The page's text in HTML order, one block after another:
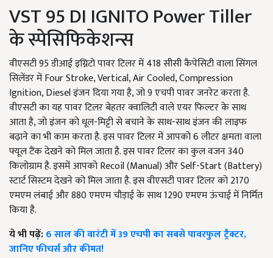
VST 95 DI IGNITO Power Tiller
के स्पेसिफिकेशन्स
वीएसटी 95 डीआई इग्निटो पावर टिलर में 418 सीसी कैपेसिटी वाला सिंगल
सिलेंडर में Four Stroke, Vertical, Air Cooled, Compression
Ignition, Diesel इंजन दिया गया है, जो 9 एचपी पावर जनरेट करता है.
वीएसटी का यह पावर टिलर बेहतर क्वालिटी वाले एयर फिल्टर के साथ
आता है, जो इंजन को धूल-मिट्टी से बचाने के साथ-साथ इंजन की लाइफ
बढ़ाने का भी काम करता है. इस पावर टिलर में आपको 6 लीटर क्षमता वाला
फ्यूल टैंक देखने को मिल जाता है. इस पावर टिलर का कुल वजन 340
किलोग्राम है. इसमें आपको Recoil (Manual) और Self-Start (Battery)
स्टार्ट सिस्टम देखने को मिल जाता है. इस वीएसटी पावर टिलर को 2170
एमएम लंबाई और 880 एमएम चौड़ाई के साथ 1290 एमएम ऊंचाई में निर्मित
किया है.
ये भी पढ़ें:6 साल की वारंटी में 39 एचपी का सबसे पावरफुल ट्रैक्टर,
जानिए फीचर्स और कीमत!